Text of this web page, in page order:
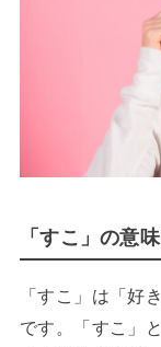
「すこ」の意
「すこ」は「好
です。「すこ」